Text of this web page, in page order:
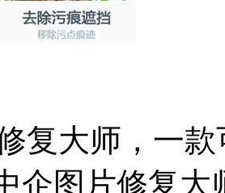
复大师，一
企图片修复